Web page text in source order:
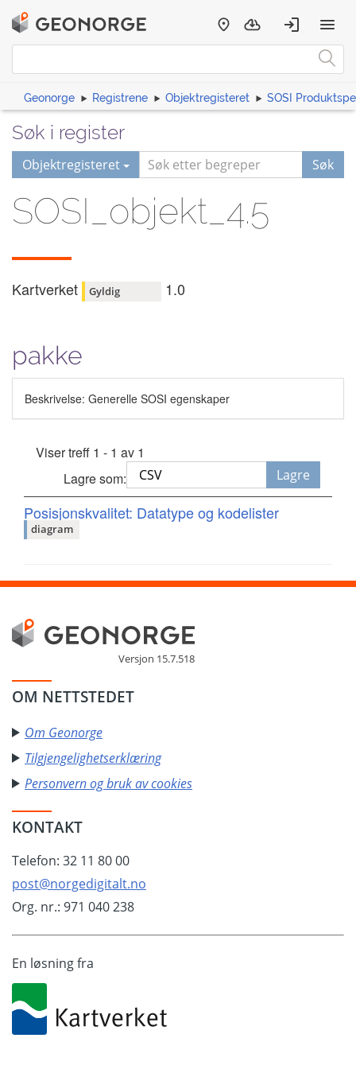
Geonorge Registrene Objektregisteret SOSI
Søk i register
Objektregisteret Søk
SOSI_objekt_4.5
Kartverket Gyldig 1.0
pakke
Beskrivelse: Generelle SOSI egenskaper
Viser treff 1 - 1 av 1
Lagre som:
Lagre
Posisjonskvalitet: Datatype og kodelister
diagram